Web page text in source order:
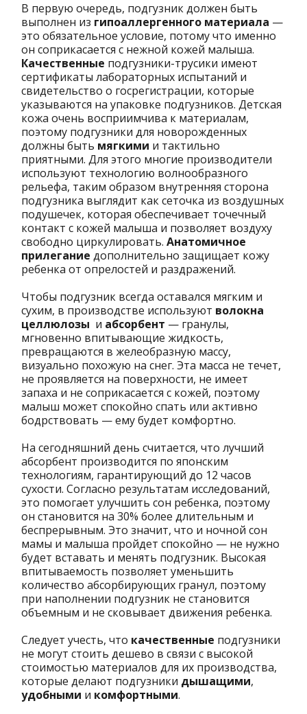
В первую очередь, подгузник должен быть
выполнен из гипоаллергенного материала —
это обязательное условие, потому что именно
он соприкасается с нежной кожей малыша.
Качественные подгузники-трусики имеют
сертификаты лабораторных испытаний и
свидетельство о госрегистрации, которые
указываются на упаковке подгузников. Детская
кожа очень восприимчива к материалам,
поэтому подгузники для новорожденных
должны быть мягкими и тактильно
приятными. Для этого многие производители
используют технологию волнообразного
рельефа, таким образом внутренняя сторона
подгузника выглядит как сеточка из воздушных
подушечек, которая обеспечивает точечный
контакт с кожей малыша и позволяет воздуху
свободно циркулировать. Анатомичное
прилегание дополнительно защищает кожу
ребенка от опрелостей и раздражений.
Чтобы подгузник всегда оставался мягким и
сухим, в производстве используют волокна
целлюлозы и абсорбент — гранулы,
мгновенно впитывающие жидкость,
превращаются в желеобразную массу,
визуально похожую на снег. Эта масса не течет,
не проявляется на поверхности, не имеет
запаха и не соприкасается с кожей, поэтому
малыш может спокойно спать или активно
бодрствовать — ему будет комфортно.
На сегодняшний день считается, что лучший
абсорбент производится по японским
технологиям, гарантирующий до 12 часов
сухости. Согласно результатам исследований,
это помогает улучшить сон ребенка, поэтому
он становится на 30% более длительным и
беспрерывным. Это значит, что и ночной сон
мамы и малыша пройдет спокойно — не нужно
будет вставать и менять подгузник. Высокая
впитываемость позволяет уменьшить
количество абсорбирующих гранул, поэтому
при наполнении подгузник не становится
объемным и не сковывает движения ребенка.
Следует учесть, что качественные подгузники
не могут стоить дешево в связи с высокой
стоимостью материалов для их производства,
которые делают подгузники дышащими,
удобными и комфортными.